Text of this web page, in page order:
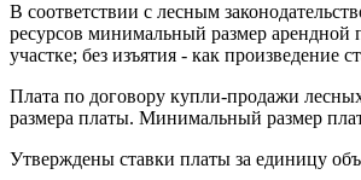
В соответствии с лесным
ресурсов минимальный размер арендной
участке; без изъятия - как произведение
Плата по договору купли-продажи
размера платы. Минимальный размер
Утверждены ставки платы за единицу